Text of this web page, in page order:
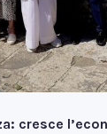
cresce